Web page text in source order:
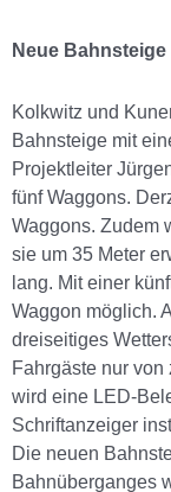
Neue Bahnsteige
Kolkwitz und
Bahnsteige mit
Projektleiter
fünf Waggons.
Waggons. Zudem
sie um 35 Meter
lang. Mit einer
Waggon möglich.
dreiseitiges
Fahrgäste nur
wird eine LED-
Schriftanzeiger
Die neuen
Bahnüberganges